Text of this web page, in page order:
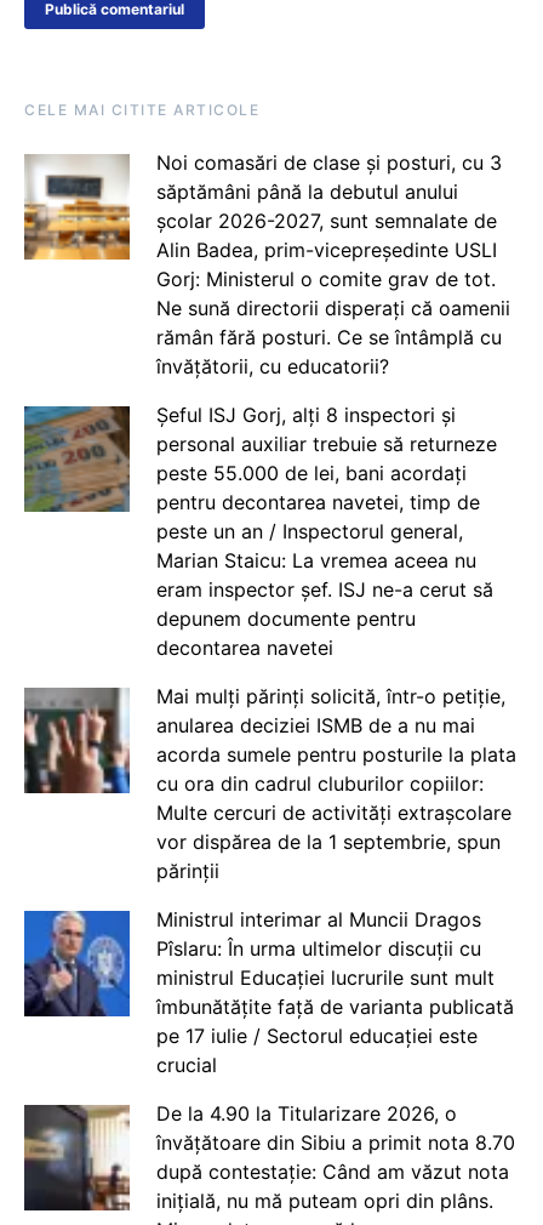
CELE MAI CITITE ARTICOLE
Noi comasări de clase și posturi, cu 3
săptămâni până la debutul anului
școlar 2026-2027, sunt semnalate de
Alin Badea, prim-vicepreședinte USLI
Gorj: Ministerul o comite grav de tot.
Ne sună directorii disperați că oamenii
rămân fără posturi. Ce se întâmplă cu
învățătorii, cu educatorii?
Șeful ISJ Gorj, alți 8 inspectori și
personal auxiliar trebuie să returneze
peste 55.000 de lei, bani acordați
pentru decontarea navetei, timp de
peste un an / Inspectorul general,
Marian Staicu: La vremea aceea nu
eram inspector șef. ISJ ne-a cerut să
depunem documente pentru
decontarea navetei
Mai mulți părinți solicită, într-o petiție,
anularea deciziei ISMB de a nu mai
acorda sumele pentru posturile la plata
cu ora din cadrul cluburilor copiilor:
Multe cercuri de activități extrașcolare
vor dispărea de la 1 septembrie, spun
părinții
Ministrul interimar al Muncii Dragos
Pîslaru: În urma ultimelor discuții cu
ministrul Educației lucrurile sunt mult
îmbunătățite față de varianta publicată
pe 17 iulie / Sectorul educației este
crucial
De la 4.90 la Titularizare 2026, o
învățătoare din Sibiu a primit nota 8.70
după contestație: Când am văzut nota
inițială, nu mă puteam opri din plâns.